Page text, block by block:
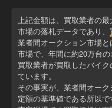
上記金額は、買取業者の
市場の落札データであり、
業者間オークション市場
市場で、年間に約20万台
買取業者が買取したバイ
ています。
その事実が、業者間オー
定額の基準値である所以で